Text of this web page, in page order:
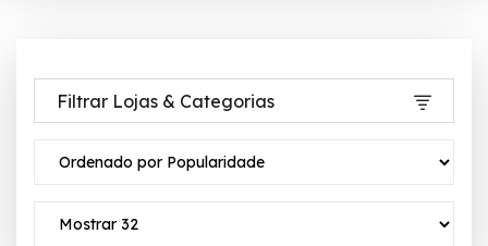
Filtrar Lojas & Categorias